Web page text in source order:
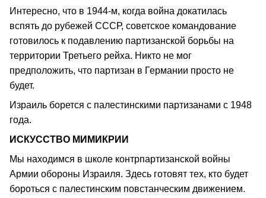
Интересно, что в 1944-м, когда война докатилась
вспять до рубежей СССР, советское командование
готовилось к подавлению партизанской борьбы на
территории Третьего рейха. Никто не мог
предположить, что партизан в Германии просто не
будет.
Израиль борется с палестинскими партизанами с 1948
года.
ИСКУССТВО МИМИКРИИ
Мы находимся в школе контрпартизанской войны
Армии обороны Израиля. Здесь готовят тех, кто будет
бороться с палестинским повстанческим движением.